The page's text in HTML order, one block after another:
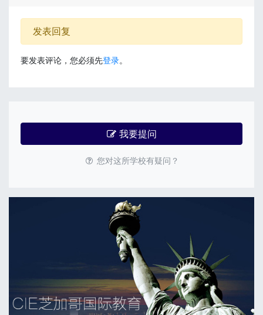
发表回复
要发表评论，您必须先登录。
我要提问
您对这所学校有疑问？